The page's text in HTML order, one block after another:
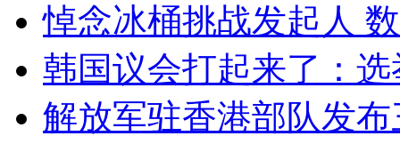
悼念冰桶挑战发起人
韩国议会打起来了：
解放军驻香港部队发